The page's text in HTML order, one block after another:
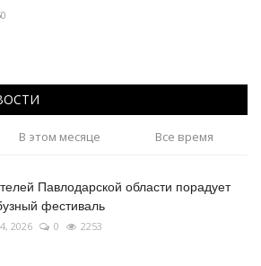
В этом месяце Все время
Павлодарской области порадует
фестиваль
2026 0 2253